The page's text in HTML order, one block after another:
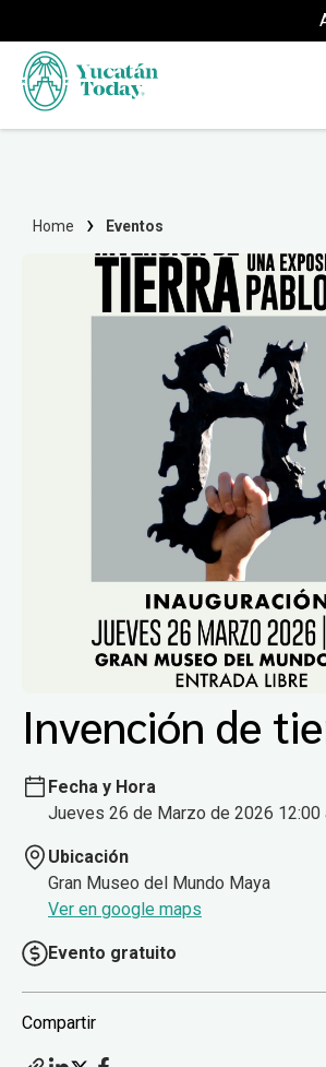
Home Eventos
Invención de
Fecha y Hora
Jueves 26 de Marzo de 2026 12:00
Ubicación
Gran Museo del Mundo Maya
Ver en google maps
Evento gratuito
Compartir